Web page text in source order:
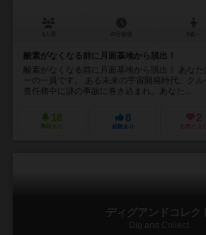
酸素がなくなる前に月面基地から脱出！
酸素がなくなる前に月面基地から脱出！ あなた
ーの一員です。 ある未来の宇宙開発時代、ク
査任務中に謎の事故に巻き込まれ、あなた...
18
興味あり
8
経験あり
2
お気に入り
ディグアンドコレク
Dig and Collect